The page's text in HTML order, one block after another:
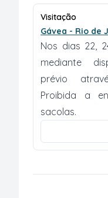
Visitação
Gávea - Rio de
Nos dias 22,
mediante
prévio
Proibida a
sacolas.